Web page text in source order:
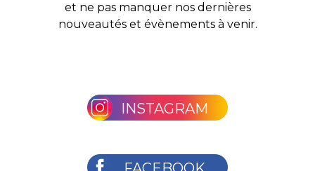
et ne pas manquer nos dernières
nouveautés et évènements à venir.
INSTAGRAM